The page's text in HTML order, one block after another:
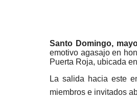
Santo Domingo,
emotivo agasajo en
Puerta Roja, ubicada
La salida hacia este
miembros e invitados